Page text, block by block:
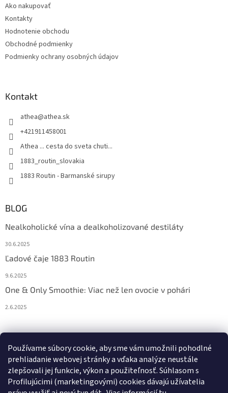
Používame súbory cookie, aby sme vám umožnili pohodlné
prehliadanie webovej stránky a vďaka analýze neustále
zlepšovali jej funkcie, výkon a použiteľnosť. Súhlasom s
Profilujúcimi (marketingovými) cookies dávajú užívatelia
Ako nakupovať
Kontakty
Hodnotenie obchodu
Obchodné podmienky
Podmienky ochrany osobných údajov
Kontakt
athea@athea.sk
+421911458001
Athea ... cesta do sveta chuti...
1883_routin_slovakia
1883 Routin - Barmanské sirupy
BLOG
Nealkoholické vína a dealkoholizované destiláty
30.6.2025
Ľadové čaje 1883 Routin
9.6.2025
One & Only Smoothie: Viac než len ovocie v pohári
2.6.2025